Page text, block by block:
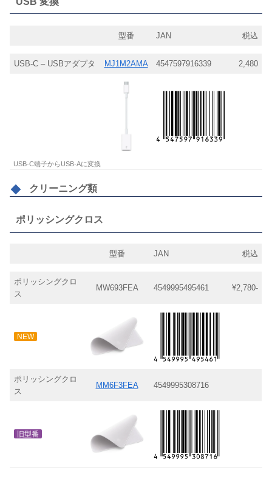
型番 JAN 税込
USB-C – USBアダプタ MJ1M2AMA 4547597916339 2,480
USB-C端子からUSB-Aに変換
クリーニング類
ポリッシングクロス
型番 JAN 税込
ポリッシングクロ
ス
MW693FEA 4549995495461 ¥2,780-
NEW
ポリッシングクロ
ス
MM6F3FEA 4549995308716
旧型番